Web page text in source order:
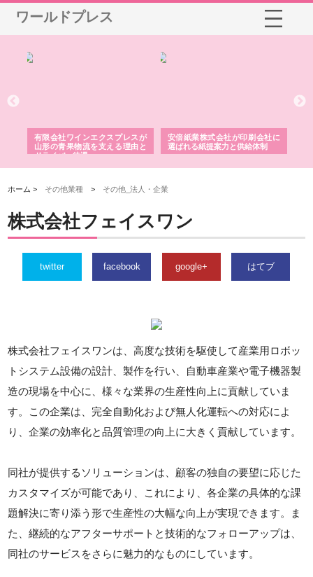
ワールドプレス
有限会社ワインエクスプレスが
山形の青果物流を支える理由と
ドライバー待遇
安倍紙業株式会社が印刷会社に
選ばれる紙提案力と供給体制
ホーム > その他業種 > その他_法人・企業
株式会社フェイスワン
twitter facebook google+ はてブ
株式会社フェイスワンは、高度な技術を駆使して産業用ロボッ
トシステム設備の設計、製作を行い、自動車産業や電子機器製
造の現場を中心に、様々な業界の生産性向上に貢献していま
す。この企業は、完全自動化および無人化運転への対応によ
り、企業の効率化と品質管理の向上に大きく貢献しています。
同社が提供するソリューションは、顧客の独自の要望に応じた
カスタマイズが可能であり、これにより、各企業の具体的な課
題解決に寄り添う形で生産性の大幅な向上が実現できます。ま
た、継続的なアフターサポートと技術的なフォローアップは、
同社のサービスをさらに魅力的なものにしています。